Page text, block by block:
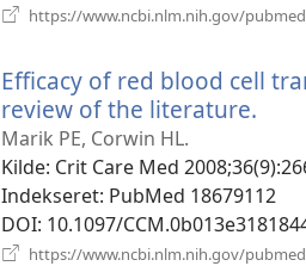
https://www.ncbi.nlm.nih.gov/
Efficacy of red blood cell
review of the literature.
Marik PE, Corwin HL.
Kilde‎: Crit Care Med
Indekseret‎: PubMed 18679112
DOI‎: 10.1097/
https://www.ncbi.nlm.nih.gov/